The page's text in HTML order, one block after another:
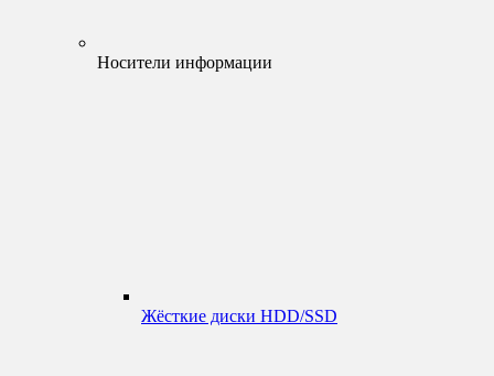
Носители информации
Жёсткие диски HDD/SSD